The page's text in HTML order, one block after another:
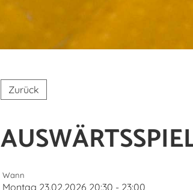
Zurück
Wann
Montag 23.02.2026 20:30 - 23:00